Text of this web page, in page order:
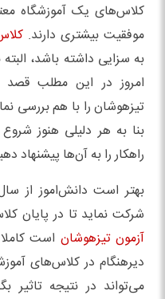
کلاس‌های یک آموزشگاه
موفقیت بیشتری دارند.
به سزایی داشته باشد،
امروز در این مطلب قصد
تیزهوشان را با هم بررسی
بنا به هر دلیلی هنوز
راهکار را به آن‌ها پیشنهاد
بهتر است دانش‌اموز از
شرکت نماید تا در پایان
آزمون تیزهوشان است
دیرهنگام در کلاس‌های
می‌تواند در نتیجه تاثیر